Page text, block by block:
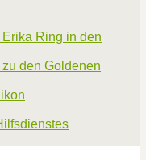
Ring in den
den Goldenen